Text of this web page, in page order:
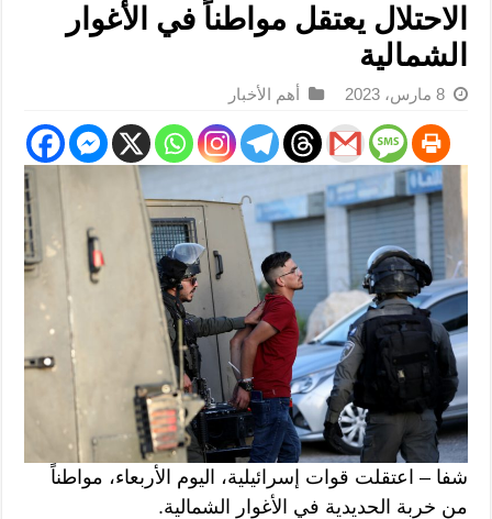
الاحتلال يعتقل مواطناً في الأغوار
الشمالية
8 مارس، 2023 أهم الأخبار
شفا – اعتقلت قوات إسرائيلية، اليوم الأربعاء، مواطناً
من خربة الحديدية في الأغوار الشمالية.